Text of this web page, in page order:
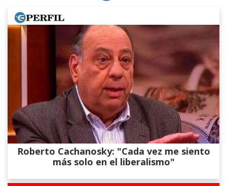
Roberto Cachanosky: "Cada vez me siento
más solo en el liberalismo"